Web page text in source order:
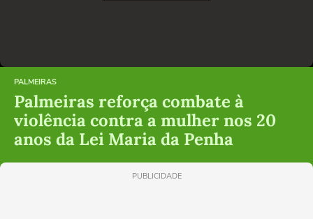
PALMEIRAS
Palmeiras reforça combate à
violência contra a mulher nos 20
anos da Lei Maria da Penha
PUBLICIDADE